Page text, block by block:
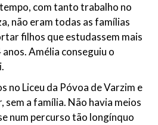
com tanto trabalho no
não eram todas as famílias
filhos que estudassem mais
Amélia conseguiu o
no Liceu da Póvoa de Varzim e
sem a família. Não havia meios
num percurso tão longínquo